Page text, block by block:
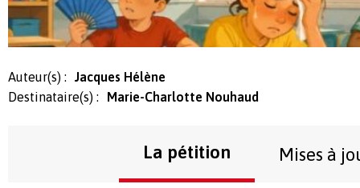
Auteur(s) :
Jacques Hélène
Destinataire(s) :
Marie-Charlotte Nouhaud
La pétition Mises à